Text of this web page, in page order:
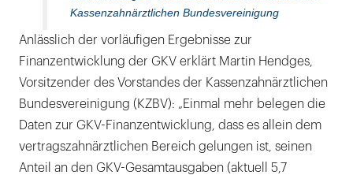
Kassenzahnärztlichen Bundesvereinigung
Anlässlich der vorläufigen Ergebnisse zur
Finanzentwicklung der GKV erklärt Martin Hendges,
Vorsitzender des Vorstandes der Kassenzahnärztlichen
Bundesvereinigung (KZBV): „Einmal mehr belegen die
Daten zur GKV-Finanzentwicklung, dass es allein dem
vertragszahnärztlichen Bereich gelungen ist, seinen
Anteil an den GKV-Gesamtausgaben (aktuell 5,7